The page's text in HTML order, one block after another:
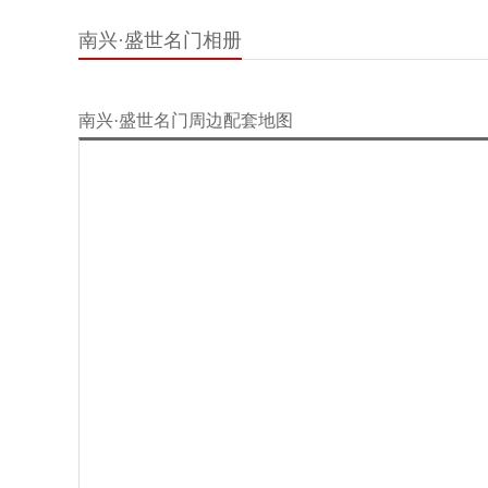
南兴·盛世名门相册
南兴·盛世名门周边配套地图